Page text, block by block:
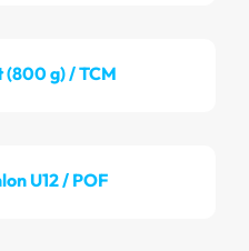
g) / TCM
U12 / POF